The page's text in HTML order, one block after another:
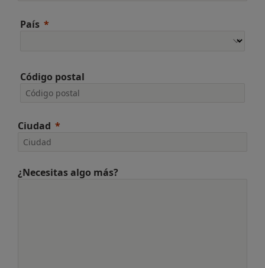
País
Código postal
Ciudad
¿Necesitas algo más?